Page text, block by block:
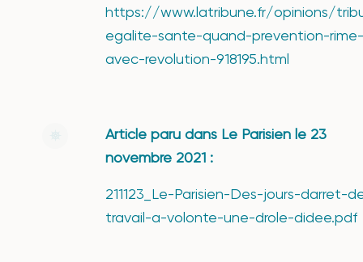
https://www.latribune.fr/opinions/
egalite-sante-quand-prevention-rime-
avec-revolution-918195.html
Article paru dans Le Parisien le 23
novembre 2021 :
211123_Le-Parisien-Des-jours-darret-
travail-a-volonte-une-drole-didee.pdf